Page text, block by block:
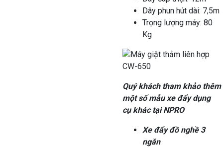
Dây phun hút dài: 7,5m
Trọng lượng máy: 80
Kg
Quý khách tham khảo thêm
một số mẫu xe đẩy dụng
cụ khác tại NPRO
Xe đẩy đồ nghề 3
ngăn